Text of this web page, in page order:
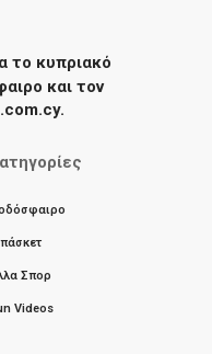
το κυπριακό
και τον
Σπορ
Videos